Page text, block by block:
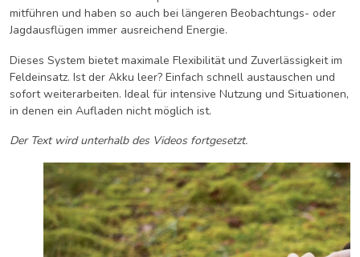
mitführen und haben so auch bei längeren Beobachtungs- oder
Jagdausflügen immer ausreichend Energie.
Dieses System bietet maximale Flexibilität und Zuverlässigkeit im
Feldeinsatz. Ist der Akku leer? Einfach schnell austauschen und
sofort weiterarbeiten. Ideal für intensive Nutzung und Situationen,
in denen ein Aufladen nicht möglich ist.
Der Text wird unterhalb des Videos fortgesetzt.